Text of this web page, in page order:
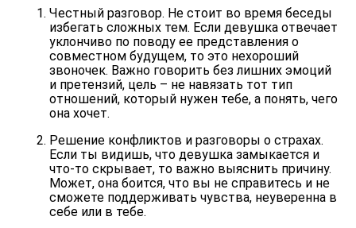
Честный разговор. Не стоит во время беседы
избегать сложных тем. Если девушка отвечает
уклончиво по поводу ее представления о
совместном будущем, то это нехороший
звоночек. Важно говорить без лишних эмоций
и претензий, цель – не навязать тот тип
отношений, который нужен тебе, а понять, чего
она хочет.
Решение конфликтов и разговоры о страхах.
Если ты видишь, что девушка замыкается и
что-то скрывает, то важно выяснить причину.
Может, она боится, что вы не справитесь и не
сможете поддерживать чувства, неуверенна в
себе или в тебе.